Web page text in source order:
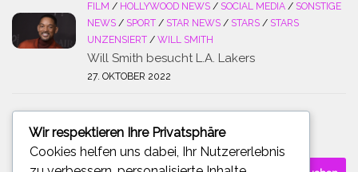
FILM / HOLLYWOOD NEWS / SOCIAL MEDIA / SONSTIGE
NEWS / SPORT / STAR NEWS / STARS / STARS
UNZENSIERT / WILL SMITH
Will Smith besucht L.A. Lakers
27. OKTOBER 2022
SUCHE
Suchen
Wir respektieren Ihre Privatsphäre
Cookies helfen uns dabei, Ihr Nutzererlebnis